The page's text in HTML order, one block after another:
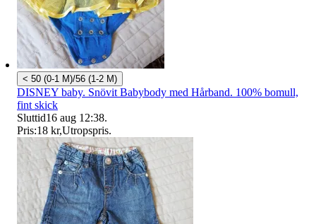
< 50 (0-1 M)/56 (1-2 M)
DISNEY baby. Snövit Babybody med Hårband. 100% bomull,
fint skick
Sluttid16 aug 12:38.
Pris:18 kr,Utropspris.